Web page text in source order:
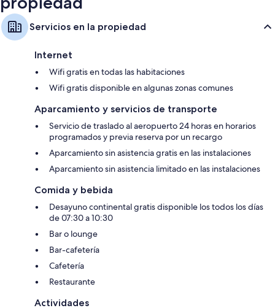
Servicios en la propiedad
Internet
Wifi gratis en todas las habitaciones
Wifi gratis disponible en algunas zonas comunes
Aparcamiento y servicios de transporte
Servicio de traslado al aeropuerto 24 horas en horarios
programados y previa reserva por un recargo
Aparcamiento sin asistencia gratis en las instalaciones
Aparcamiento sin asistencia limitado en las instalaciones
Comida y bebida
Desayuno continental gratis disponible los todos los días
de 07:30 a 10:30
Bar o lounge
Bar-cafetería
Cafetería
Restaurante
Actividades